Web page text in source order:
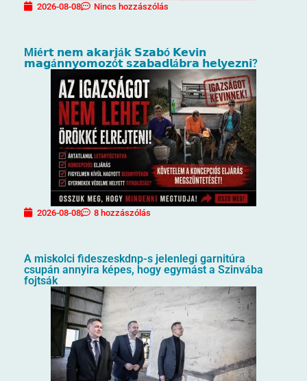
2026-08-08 Nincs hozzászólás
M𝗶é𝗿𝘁 𝗻𝗲𝗺 𝗮𝗸𝗮𝗿𝗷á𝗸 𝗦𝘇𝗮𝗯ó 𝗞𝗲𝘃𝗶𝗻
𝗺𝗮𝗴á𝗻𝗻𝘆𝗼𝗺𝗼𝘇ó𝘁 𝘀𝘇𝗮𝗯𝗮𝗱𝗹á𝗯𝗿𝗮 𝗵𝗲𝗹𝘆𝗲𝘇𝗻𝗶?
2026-08-08 8 hozzászólás
A miskolci fideszeskdnp-s jelenlegi garnitúra
csupán annyira képes, hogy egymást a Szinvába
fojtsák